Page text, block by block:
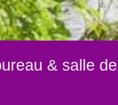
& salle de